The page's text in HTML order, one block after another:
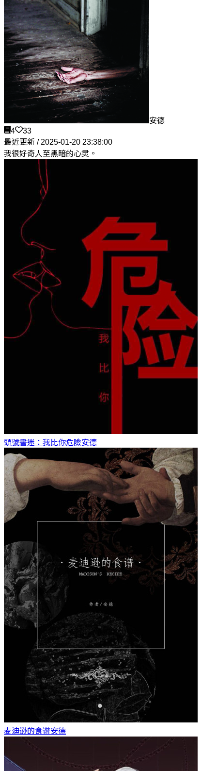
安德
4
33
最近更新 / 2025-01-20 23:38:00
我很好奇人至黑暗的心灵。
頭號書迷：我比你危險安德
麦迪逊的食谱安德